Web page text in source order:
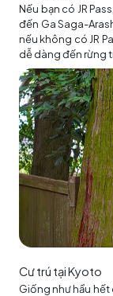
Nếu bạn có JR
đến Ga Saga-
nếu không có JR
dễ dàng đến rừng
Cư trú tại Kyoto
Giống như hầu hết